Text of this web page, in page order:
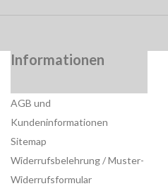
Informationen
AGB und
Kundeninformationen
Sitemap
Widerrufsbelehrung / Muster-
Widerrufsformular